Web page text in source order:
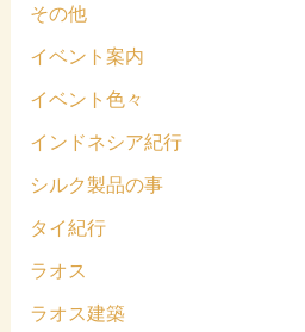
その他
イベント案内
イベント色々
インドネシア紀行
シルク製品の事
タイ紀行
ラオス
ラオス建築